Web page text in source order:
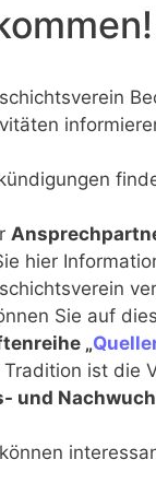
hier
Sie auf
„
ist die
und